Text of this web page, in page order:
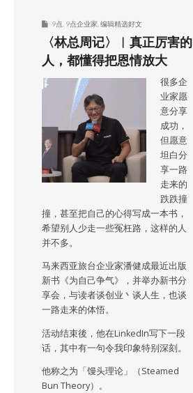
9点 9点企业家 编辑精选好文
〈林总周记〉︱真正厉害的
人，都懂得把恩情放大
很多企
业家愿
意分享
成功，
但愿意
坦白分
享一路
走来的
跌跌撞
撞，甚至把自己的心得写成一本书，
希望别人少走一些冤枉路，这样的人
并不多。
马来西亚旅台企业家潘健成最近出版
新书《为自己争气》，并举办新书分
享会，与读者谈创业丶谈人生，也谈
一路走来的体悟。
活动结束後，他在LinkedIn写下一段
话，其中有一句令我印象特别深刻。
他称之为「馒头理论」（Steamed
Bun Theory）。